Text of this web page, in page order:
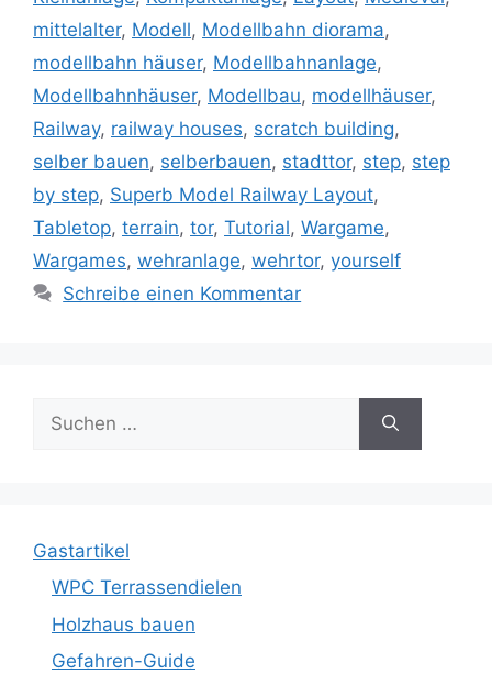
mittelalter, Modell, Modellbahn diorama,
modellbahn häuser, Modellbahnanlage,
Modellbahnhäuser, Modellbau, modellhäuser,
Railway, railway houses, scratch building,
selber bauen, selberbauen, stadttor, step, step
by step, Superb Model Railway Layout,
Tabletop, terrain, tor, Tutorial, Wargame,
Wargames, wehranlage, wehrtor, yourself
Schreibe einen Kommentar
nach:
Gastartikel
WPC Terrassendielen
Holzhaus bauen
Gefahren-Guide